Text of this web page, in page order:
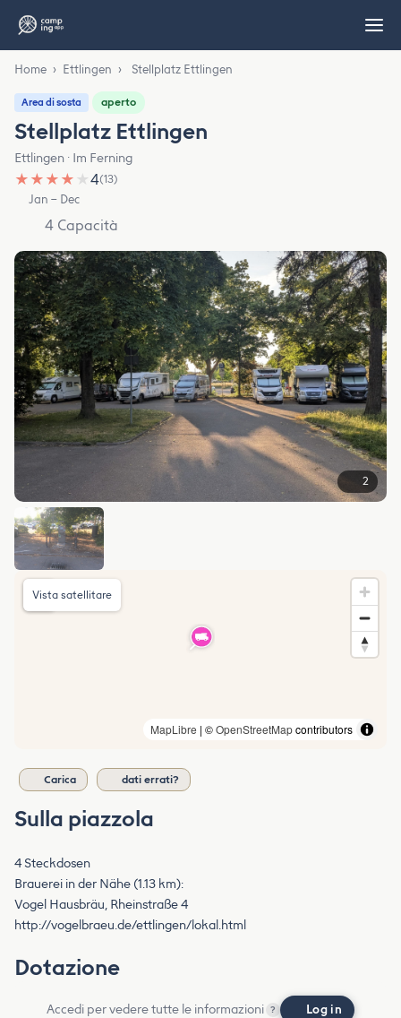
Home › Ettlingen › Stellplatz Ettlingen
Area di sosta aperto
Stellplatz Ettlingen
Ettlingen · Im Ferning
★ ★ ★ ★ ★4(13)
Jan – Dec
4 Capacità
2
MapLibre | ©OpenStreetMapcontributors
Vista satellitare
Carica dati errati?
Sulla piazzola
4 Steckdosen
Brauerei in der Nähe (1.13 km):
Vogel Hausbräu, Rheinstraße 4
http://vogelbraeu.de/ettlingen/lokal.html
Dotazione
Accedi per vedere tutte le informazioni ? Log in